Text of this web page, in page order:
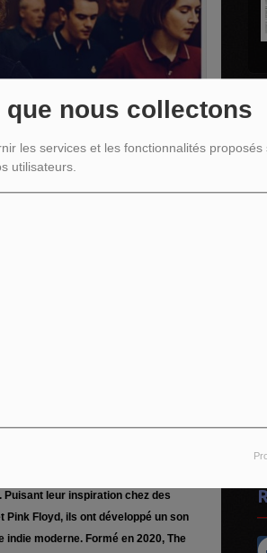
nous collectons
les services et les fonctionnalités proposés
utilisateurs.
écossais composé de cinq
mêle l'esprit Britpop à des sonorités
leur inspiration chez des
Pink Floyd, ils ont développé un son
moderne. Formé en 2020, The